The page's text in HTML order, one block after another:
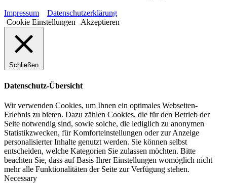
Impressum
Datenschutzerklärung
Cookie Einstellungen
Akzeptieren
Schließen
Datenschutz-Übersicht
Wir verwenden Cookies, um Ihnen ein optimales Webseiten-
Erlebnis zu bieten. Dazu zählen Cookies, die für den Betrieb der
Seite notwendig sind, sowie solche, die lediglich zu anonymen
Statistikzwecken, für Komforteinstellungen oder zur Anzeige
personalisierter Inhalte genutzt werden. Sie können selbst
entscheiden, welche Kategorien Sie zulassen möchten. Bitte
beachten Sie, dass auf Basis Ihrer Einstellungen womöglich nicht
mehr alle Funktionalitäten der Seite zur Verfügung stehen.
Necessary